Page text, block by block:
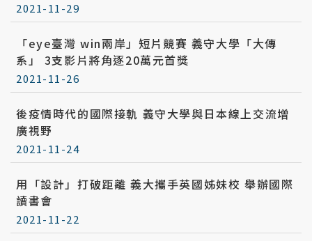
2021-11-29
「eye臺灣 win兩岸」短片競賽 義守大學「大傳
系」 3支影片將角逐20萬元首獎
2021-11-26
後疫情時代的國際接軌 義守大學與日本線上交流增
廣視野
2021-11-24
用「設計」打破距離 義大攜手英國姊妹校 舉辦國際
讀書會
2021-11-22